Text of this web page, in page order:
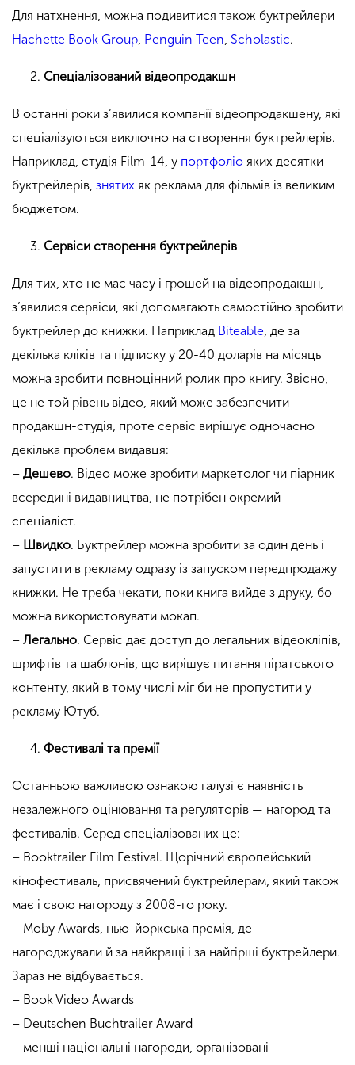
Для натхнення, можна подивитися також буктрейлери
Hachette Book Group, Penguin Teen, Scholastic.
Спеціалізований відеопродакшн
В останні роки з’явилися компанії відеопродакшену, які
спеціалізуються виключно на створення буктрейлерів.
Наприклад, студія Film-14, у портфоліо яких десятки
буктрейлерів, знятих як реклама для фільмів із великим
бюджетом.
Сервіси створення буктрейлерів
Для тих, хто не має часу і грошей на відеопродакшн,
з’явилися сервіси, які допомагають самостійно зробити
буктрейлер до книжки. Наприклад Biteable, де за
декілька кліків та підписку у 20-40 доларів на місяць
можна зробити повноцінний ролик про книгу. Звісно,
це не той рівень відео, який може забезпечити
продакшн-студія, проте сервіс вирішує одночасно
декілька проблем видавця:
– Дешево. Відео може зробити маркетолог чи піарник
всередині видавництва, не потрібен окремий
спеціаліст.
– Швидко. Буктрейлер можна зробити за один день і
запустити в рекламу одразу із запуском передпродажу
книжки. Не треба чекати, поки книга вийде з друку, бо
можна використовувати мокап.
– Легально. Сервіс дає доступ до легальних відеокліпів,
шрифтів та шаблонів, що вирішує питання піратського
контенту, який в тому числі міг би не пропустити у
рекламу Ютуб.
Фестивалі та премії
Останньою важливою ознакою галузі є наявність
незалежного оцінювання та регуляторів — нагород та
фестивалів. Серед спеціалізованих це:
– Booktrailer Film Festival. Щорічний європейський
кінофестиваль, присвячений буктрейлерам, який також
має і свою нагороду з 2008-го року.
– Moby Awards, нью-йоркська премія, де
нагороджували й за найкращі і за найгірші буктрейлери.
Зараз не відбувається.
– Book Video Awards
– Deutschen Buchtrailer Award
– менші національні нагороди, організовані